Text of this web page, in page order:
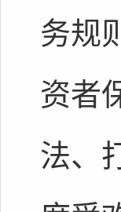
务规
资者
法、